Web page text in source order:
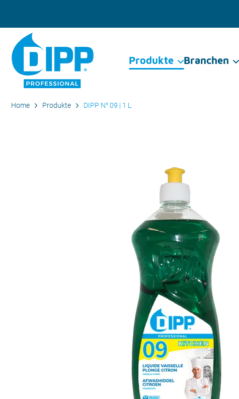
Produkte Branchen
Home Produkte DIPP N° 09 | 1 L